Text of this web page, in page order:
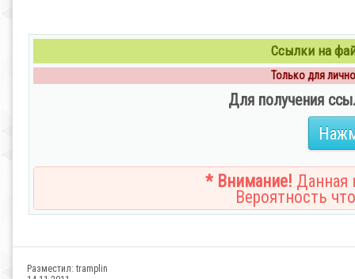
Ссылки на
Только для
Для получения
* Внимание! Данная
Вероятность
Разместил: tramplin